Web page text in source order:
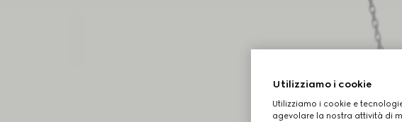
Utilizziamo i cookie
Utilizziamo i cookie e
agevolare la nostra attività di